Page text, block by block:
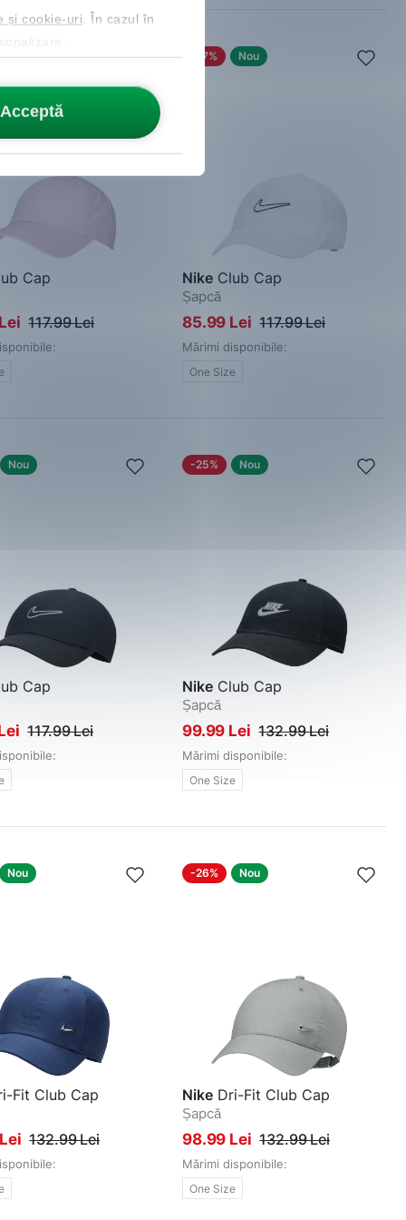
și cookie-uri . În cazul în
Acceptă
Nou
Cap
117.99 Lei
-27% Nou
Nike Club Cap
Șapcă
85.99 Lei 117.99 Lei
Mărimi disponibile:
One Size
Nou
Cap
117.99 Lei
-25% Nou
Nike Club Cap
Șapcă
99.99 Lei 132.99 Lei
Mărimi disponibile:
One Size
Nou
Fit Club Cap
132.99 Lei
-26% Nou
Nike Dri-Fit Club Cap
Șapcă
98.99 Lei 132.99 Lei
Mărimi disponibile:
One Size